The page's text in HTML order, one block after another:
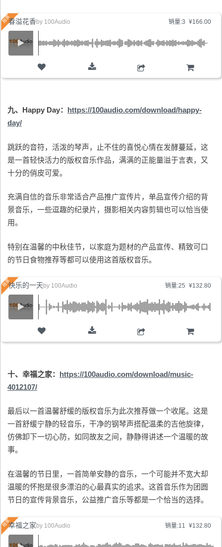
销量:3 ¥166.00
春溢花香by 100Audio
九、Happy Day： https://100audio.com/download/happy-
day/
跳跃的音符，活泼的琴声，止不住的喜悦心情在发酵蔓延，这
是一首轻快活力的版权音乐作品，满满的正能量溢于言表，又
十分的俏皮可爱。
充满自信的音乐非常适合产品推广宣传片，单品宣传介绍的背
景音乐，一些逗趣的纪录片，摄影相关内容剪辑也可以恰当使
用。
特别在温馨的中秋佳节，以家庭为题材的产品宣传、精致可口
的节日食物推荐等都可以使用这首版权音乐。
销量:25 ¥132.80
快乐的一天 by 100Audio
十、幸福之家： https://100audio.com/download/music-
4012107/
最后以一首温馨舒缓的版权音乐为此次推荐做一个收尾。这是
一首舒缓宁静的轻音乐，干净的钢琴声搭配温柔的吉他旋律，
仿佛卸下一切心防，如同故友之间，静静得讲述一个温暖的故
事。
在温馨的节日里，一首简单安静的音乐，一个可能并不宽大却
温暖的怀抱是很多漂泊的心最真实的追求。这首音乐作为团圆
节日的宣传背景音乐，公益推广音乐等都是一个恰当的选择。
销量:11 ¥132.80
幸福之家 by 100Audio